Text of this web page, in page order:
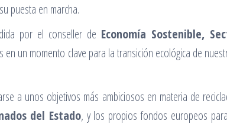
puesta en marcha.
por el conseller de Economía Sostenible,
en un momento clave para la transición ecológica de
a unos objetivos más ambiciosos en materia de
del Estado, y los propios fondos europeos